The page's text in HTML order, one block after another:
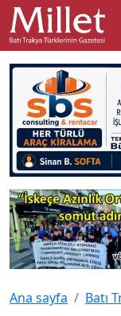
Ana sayfa Batı